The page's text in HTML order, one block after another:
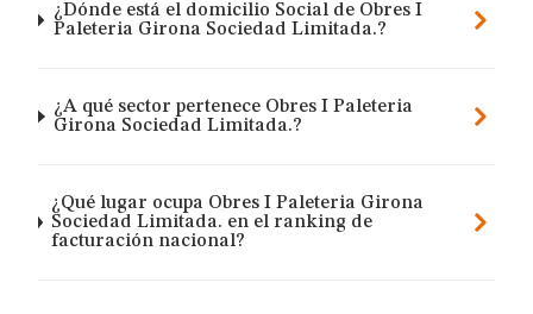
¿Dónde está el domicilio Social de Obres I
Paleteria Girona Sociedad Limitada.?
¿A qué sector pertenece Obres I Paleteria
Girona Sociedad Limitada.?
¿Qué lugar ocupa Obres I Paleteria Girona
Sociedad Limitada. en el ranking de
facturación nacional?